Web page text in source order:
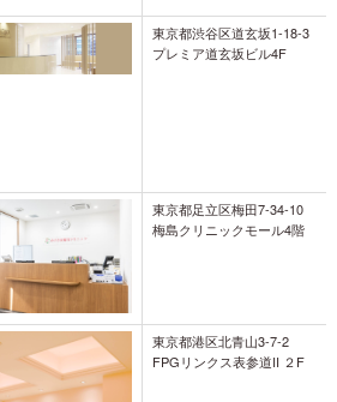
東京都渋谷区道玄坂1-18-3
プレミア道玄坂ビル4F
東京都足立区梅田7-34-10
梅島クリニックモール4階
東京都港区北青山3-7-2
FPGリンクス表参道II ２F